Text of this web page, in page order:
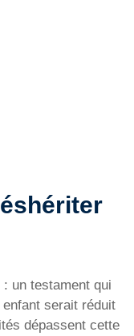
un testament qui
serait réduit
dépassent cette